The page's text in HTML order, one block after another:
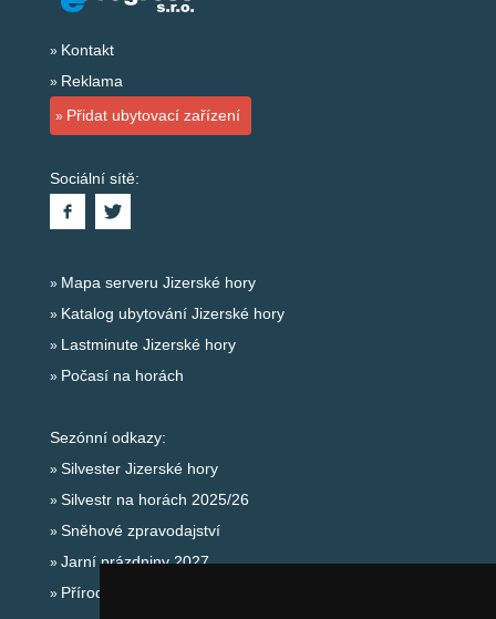
Kontakt
Reklama
Přidat ubytovací zařízení
Sociální sítě:
Mapa serveru Jizerské hory
Katalog ubytování Jizerské hory
Lastminute Jizerské hory
Počasí na horách
Sezónní odkazy:
Silvester Jizerské hory
Silvestr na horách 2025/26
Sněhové zpravodajství
Jarní prázdniny 2027
Přírodní koupaliště